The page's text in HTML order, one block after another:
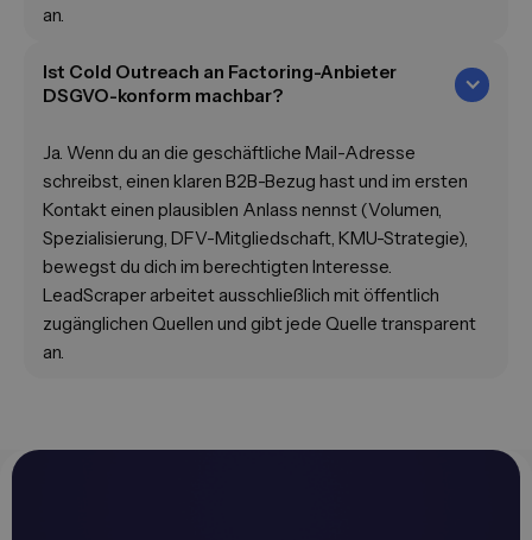
an.
Ist Cold Outreach an Factoring-Anbieter
DSGVO-konform machbar?
Ja. Wenn du an die geschäftliche Mail-Adresse
schreibst, einen klaren B2B-Bezug hast und im ersten
Kontakt einen plausiblen Anlass nennst (Volumen,
Spezialisierung, DFV-Mitgliedschaft, KMU-Strategie),
bewegst du dich im berechtigten Interesse.
LeadScraper arbeitet ausschließlich mit öffentlich
zugänglichen Quellen und gibt jede Quelle transparent
an.